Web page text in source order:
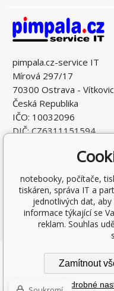
pimpala.cz-service IT
Mírová 297/17
70300 Ostrava -
Česká Republika
IČO: 10032096
DIČ: CZ6311151594
Copyright ©
notebooky, počítače,
tiskáren, správa IT a
jednotlivých dat,
informace týkající se
reklam. Souhlas
Zamítnout
Podrobné